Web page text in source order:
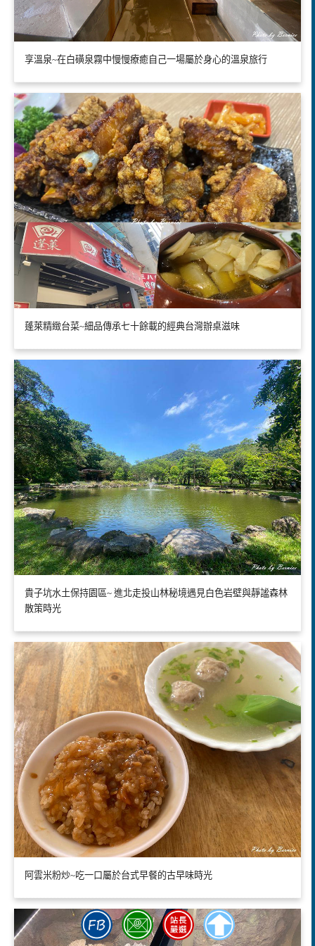
享溫泉~在白磺泉霧中慢慢療癒自己一場屬於身心的溫泉旅行
蓬萊精緻台菜~細品傳承七十餘載的經典台灣辦桌滋味
貴子坑水土保持園區~ 進北走投山林秘境遇見白色岩壁與靜謐森林
散策時光
阿雲米粉炒~吃一口屬於台式早餐的古早味時光